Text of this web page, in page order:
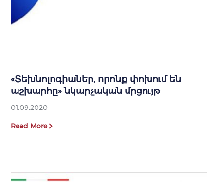
«Տեխնոլոգիաներ, որոնք փոխում են
աշխարհը» նկարչական մրցույթ
01.09.2020
Read More